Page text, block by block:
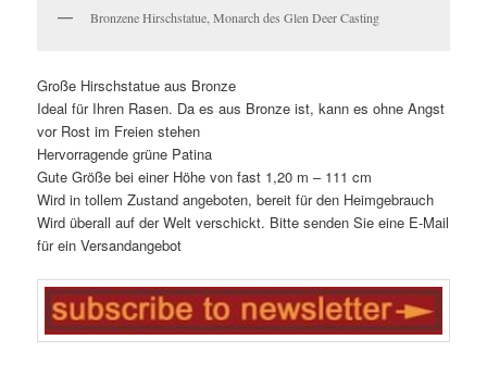
Bronzene Hirschstatue, Monarch des Glen Deer Casting
Große Hirschstatue aus Bronze
Ideal für Ihren Rasen. Da es aus Bronze ist, kann es ohne Angst
vor Rost im Freien stehen
Hervorragende grüne Patina
Gute Größe bei einer Höhe von fast 1,20 m – 111 cm
Wird in tollem Zustand angeboten, bereit für den Heimgebrauch
Wird überall auf der Welt verschickt. Bitte senden Sie eine E-Mail
für ein Versandangebot